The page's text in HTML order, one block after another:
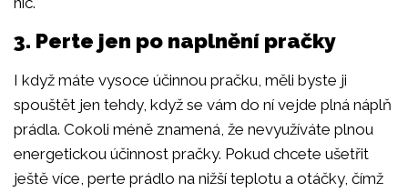
3. Perte jen po naplnění pračky
I když máte vysoce účinnou pračku, měli byste ji
spouštět jen tehdy, když se vám do ní vejde plná náplň
prádla. Cokoli méně znamená, že nevyužíváte plnou
energetickou účinnost pračky. Pokud chcete ušetřit
ještě více, perte prádlo na nižší teplotu a otáčky, čímž